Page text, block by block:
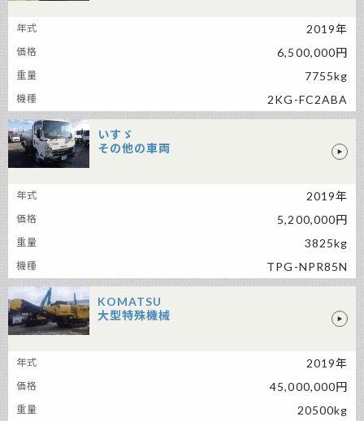
2019年
6,500,000円
7755kg
2KG-FC2ABA
いすゞ
その他の車両
2019年
5,200,000円
3825kg
TPG-NPR85N
KOMATSU
大型特殊機械
2019年
45,000,000円
20500kg